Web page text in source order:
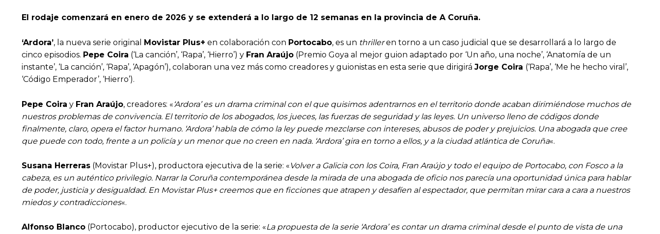
El rodaje comenzará en enero de 2026 y se extenderá a lo largo de 12 semanas en la provincia de A Coruña.
‘Ardora’, la nueva serie original Movistar Plus+ en colaboración con Portocabo, es un thrilleren torno a un caso judicial que se desarrollará a lo largo de
cinco episodios. Pepe Coira (‘La canción’, ‘Rapa’, ‘Hierro’) y Fran Araújo (Premio Goya al mejor guion adaptado por ‘Un año, una noche’, ‘Anatomía de un
instante’, ‘La canción’, ‘Rapa’, ‘Apagón’), colaboran una vez más como creadores y guionistas en esta serie que dirigirá Jorge Coira (‘Rapa’, ‘Me he hecho viral’,
‘Código Emperador’, ‘Hierro’).
Pepe Coira y Fran Araújo, creadores: «‘Ardora’ es un drama criminal con el que quisimos adentrarnos en el territorio donde acaban dirimiéndose muchos de
nuestros problemas de convivencia. El territorio de los abogados, los jueces, las fuerzas de seguridad y las leyes. Un universo lleno de códigos donde
finalmente, claro, opera el factor humano. ‘Ardora’ habla de cómo la ley puede mezclarse con intereses, abusos de poder y prejuicios. Una abogada que cree
que puede con todo, frente a un policía y un menor que no creen en nada. ‘Ardora’ gira en torno a ellos, y a la ciudad atlántica de Coruña«.
Susana Herreras (Movistar Plus+), productora ejecutiva de la serie: « Volver a Galicia con los Coira, Fran Araújo y todo el equipo de Portocabo, con Fosco a la
cabeza, es un auténtico privilegio. Narrar la Coruña contemporánea desde la mirada de una abogada de oficio nos parecía una oportunidad única para hablar
de poder, justicia y desigualdad. En Movistar Plus+ creemos que en ficciones que atrapen y desafíen al espectador, que permitan mirar cara a cara a nuestros
miedos y contradicciones«.
Alfonso Blanco (Portocabo), productor ejecutivo de la serie: «La propuesta de la serie ‘Ardora’ es contar un drama criminal desde el punto de vista de una